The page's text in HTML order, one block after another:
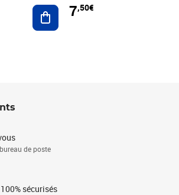
Ajouter au panier
7,50€
de poste
sécurisés